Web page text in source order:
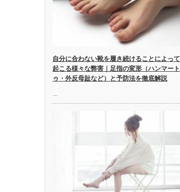
自分に合わない靴を履き続けることによって
起こる様々な弊害｜足指の変形（ハンマート
ゥ・外反母趾など）と予防法を徹底解説